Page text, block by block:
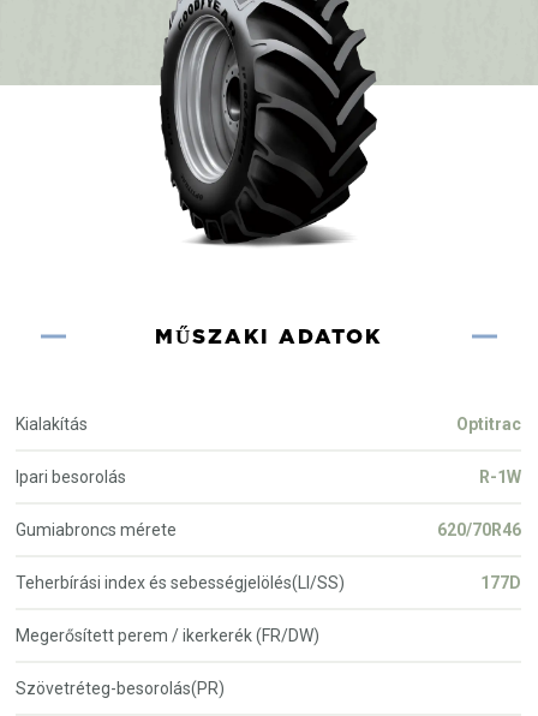
MŰSZAKI ADATOK
Kialakítás Optitrac
Ipari besorolás R-1W
Gumiabroncs mérete 620/70R46
Teherbírási index és sebességjelölés(LI/SS) 177D
Megerősített perem / ikerkerék (FR/DW)
Szövetréteg-besorolás(PR)